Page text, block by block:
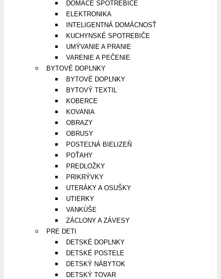
DOMÁCE SPOTREBIČE
ELEKTRONIKA
INTELIGENTNÁ DOMÁCNOSŤ
KUCHYNSKÉ SPOTREBIČE
UMÝVANIE A PRANIE
VARENIE A PEČENIE
BYTOVÉ DOPLNKY
BYTOVÉ DOPLNKY
BYTOVÝ TEXTIL
KOBERCE
KOVANIA
OBRAZY
OBRUSY
POSTEĽNÁ BIELIZEŇ
POŤAHY
PREDLOŽKY
PRIKRÝVKY
UTERÁKY A OSUŠKY
UTIERKY
VANKÚŠE
ZÁCLONY A ZÁVESY
PRE DETI
DETSKÉ DOPLNKY
DETSKÉ POSTELE
DETSKÝ NÁBYTOK
DETSKÝ TOVAR